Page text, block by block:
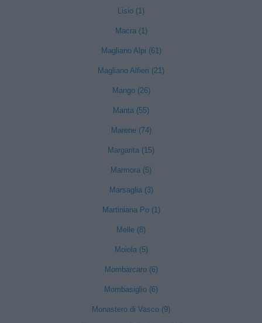
Lisio (1)
Macra (1)
Magliano Alpi (61)
Magliano Alfieri (21)
Mango (26)
Manta (55)
Marene (74)
Margarita (15)
Marmora (5)
Marsaglia (3)
Martiniana Po (1)
Melle (8)
Moiola (5)
Mombarcaro (6)
Mombasiglio (6)
Monastero di Vasco (9)